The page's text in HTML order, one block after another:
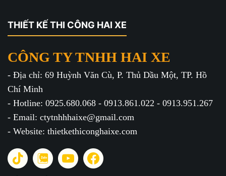
THIẾT KẾ THI CÔNG HAI XE
CÔNG TY TNHH HAI XE
- Địa chỉ: 69 Huỳnh Văn Cù, P. Thủ Dầu Một, TP. Hồ
Chí Minh
- Hotline: 0925.680.068 - 0913.861.022 - 0913.951.267
- Email: ctytnhhhaixe@gmail.com
- Website: thietkethiconghaixe.com